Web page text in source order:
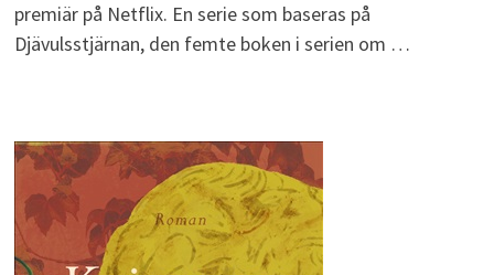
premiär på Netflix. En serie som baseras på
Djävulsstjärnan, den femte boken i serien om …